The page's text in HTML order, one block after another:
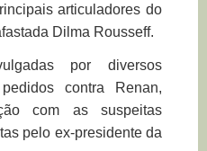
articuladores do
Dilma Rousseff.
por diversos
contra Renan,
com as suspeitas
pelo ex-presidente da